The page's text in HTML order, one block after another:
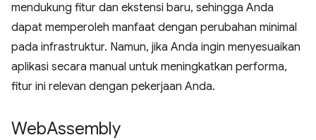
mendukung fitur dan ekstensi baru, sehingga Anda
dapat memperoleh manfaat dengan perubahan minimal
pada infrastruktur. Namun, jika Anda ingin menyesuaikan
aplikasi secara manual untuk meningkatkan performa,
fitur ini relevan dengan pekerjaan Anda.
WebAssembly